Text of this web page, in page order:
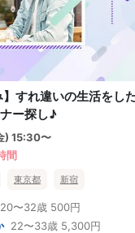
すれ違いの生活をし
ー探し♪
) 15:30〜
間
東京都 新宿
20〜32歳 500円
22〜33歳 5,300円